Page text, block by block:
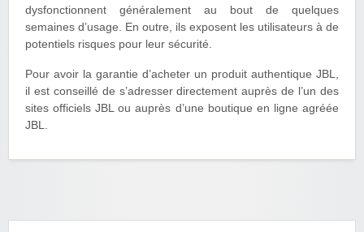
dysfonctionnent généralement au bout de quelques
semaines d’usage. En outre, ils exposent les utilisateurs à de
potentiels risques pour leur sécurité.
Pour avoir la garantie d’acheter un produit authentique JBL,
il est conseillé de s’adresser directement auprès de l’un des
sites officiels JBL ou auprès d’une boutique en ligne agréée
JBL.